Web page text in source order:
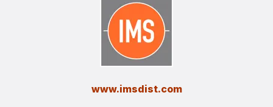
​www.imsdist.com